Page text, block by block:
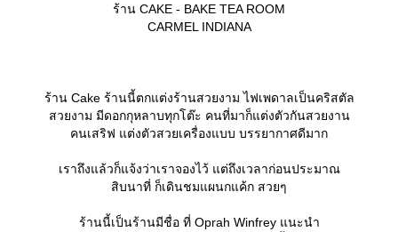
ร้าน CAKE - BAKE TEA ROOM
CARMEL INDIANA
ร้าน Cake ร้านนี้ตกแต่งร้านสวยงาม ไฟเพดาลเป็นคริสตัล
สวยงาม มีดอกกุหลาบทุกโต๊ะ คนที่มาก็แต่งตัวกันสวยงาน
คนเสริฟ แต่งตัวสวยเครื่องแบบ บรรยากาศดีมาก
เราถึงแล้วก็แจ้งว่าเราจองไว้ แต่ถึงเวลาก่อนประมาณ
สิบนาที่ ก็เดินชมแผนกแค้ก สวยๆ
ร้านนี้เป็นร้านมีชื่อ ที่ Oprah Winfrey แนะนำ